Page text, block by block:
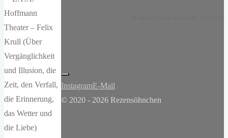
InstagramE-Mail
© 2020 - 2026 Rezensöhnchen